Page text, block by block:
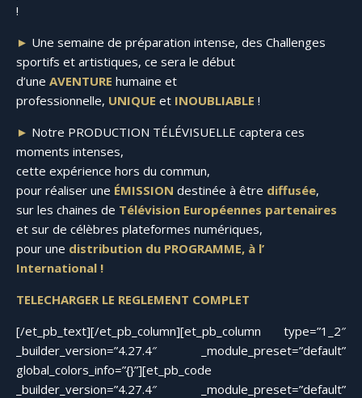
!
► Une semaine de préparation intense, des Challenges
sportifs et artistiques, ce sera le début
d’une AVENTURE humaine et
professionnelle, UNIQUE et INOUBLIABLE !
► Notre PRODUCTION TÉLÉVISUELLE captera ces
moments intenses,
cette expérience hors du commun,
pour réaliser une ÉMISSION destinée à être diffusée,
sur les chaines de Télévision Européennes partenaires
et sur de célèbres plateformes numériques,
pour une distribution du PROGRAMME, à l’
International !
TELECHARGER LE REGLEMENT COMPLET
[/et_pb_text][/et_pb_column][et_pb_column type=”1_2″
_builder_version=”4.27.4″ _module_preset=”default”
global_colors_info=”{}”][et_pb_code
_builder_version=”4.27.4″ _module_preset=”default”